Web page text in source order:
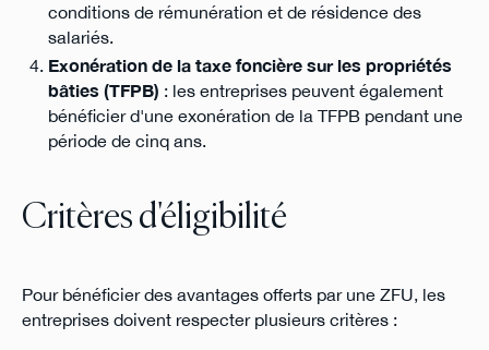
conditions de rémunération et de résidence des
salariés.
Exonération de la taxe foncière sur les propriétés
bâties (TFPB) : les entreprises peuvent également
bénéficier d'une exonération de la TFPB pendant une
période de cinq ans.
Critères d'éligibilité
Pour bénéficier des avantages offerts par une ZFU, les
entreprises doivent respecter plusieurs critères :